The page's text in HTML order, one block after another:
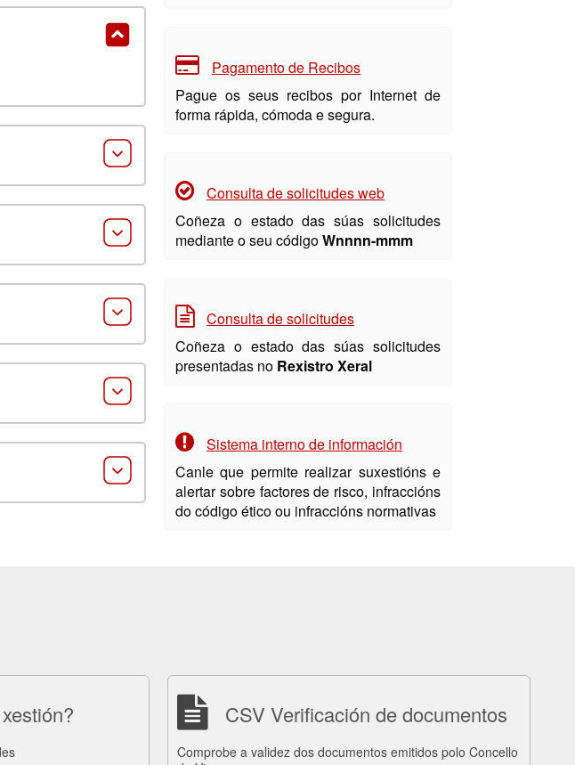
Pagamento de Recibos
Pague os seus recibos por Internet de
forma rápida, cómoda e segura.
Consulta de solicitudes web
Coñeza o estado das súas solicitudes
mediante o seu códigoWnnnn-mmm
Consulta de solicitudes
Coñeza o estado das súas solicitudes
presentadas no Rexistro Xeral
Sistema interno de información
Canle que permite realizar suxestións e
alertar sobre factores de risco, infraccións
do código ético ou infraccións normativas
CSV Verificación de documentos
Comprobe a validez dos documentos emitidos polo Concello